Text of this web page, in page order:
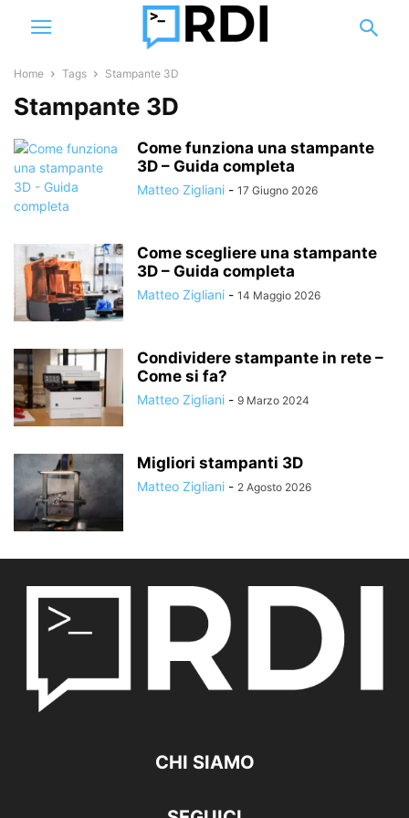
Home Tags Stampante 3D
Stampante 3D
Come funziona una stampante
3D – Guida completa
Matteo Zigliani - 17 Giugno 2026
Come scegliere una stampante
3D – Guida completa
Matteo Zigliani - 14 Maggio 2026
Condividere stampante in rete –
Come si fa?
Matteo Zigliani - 9 Marzo 2024
Migliori stampanti 3D
Matteo Zigliani - 2 Agosto 2026
CHI SIAMO